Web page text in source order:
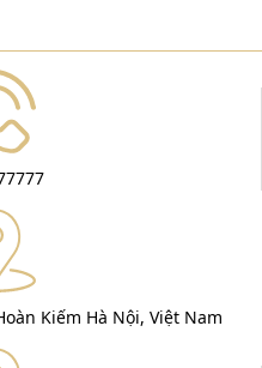
Kiếm Hà Nội, Việt Nam